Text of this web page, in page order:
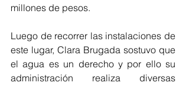
millones de pesos.
Luego de recorrer las instalaciones de
este lugar, Clara Brugada sostuvo que
el agua es un derecho y por ello su
administración realiza diversas